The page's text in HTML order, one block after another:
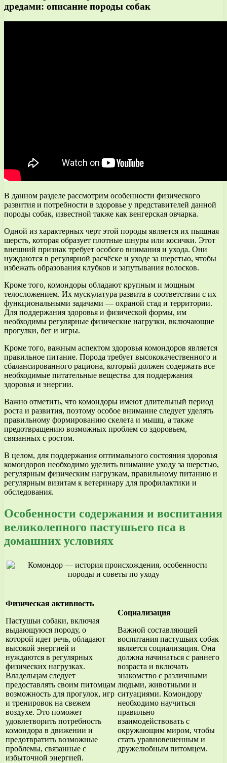
дредами: описание породы собак
В данном разделе рассмотрим особенности физического
развития и потребности в здоровье у представителей данной
породы собак, известной также как венгерская овчарка.
Одной из характерных черт этой породы является их пышная
шерсть, которая образует плотные шнуры или косички. Этот
внешний признак требует особого внимания и ухода. Они
нуждаются в регулярной расчёске и уходе за шерстью, чтобы
избежать образования клубков и запутывания волосков.
Кроме того, комондоры обладают крупным и мощным
телосложением. Их мускулатура развита в соответствии с их
функциональными задачами — охраной стад и территории.
Для поддержания здоровья и физической формы, им
необходимы регулярные физические нагрузки, включающие
прогулки, бег и игры.
Кроме того, важным аспектом здоровья комондоров является
правильное питание. Порода требует высококачественного и
сбалансированного рациона, который должен содержать все
необходимые питательные вещества для поддержания
здоровья и энергии.
Важно отметить, что комондоры имеют длительный период
роста и развития, поэтому особое внимание следует уделять
правильному формированию скелета и мышц, а также
предотвращению возможных проблем со здоровьем,
связанных с ростом.
В целом, для поддержания оптимального состояния здоровья
комондоров необходимо уделить внимание уходу за шерстью,
регулярным физическим нагрузкам, правильному питанию и
регулярным визитам к ветеринару для профилактики и
обследования.
Особенности содержания и воспитания
великолепного пастушьего пса в
домашних условиях
Физическая активность
Пастушьи собаки, включая
выдающуюся породу, о
которой идет речь, обладают
высокой энергией и
нуждаются в регулярных
физических нагрузках.
Владельцам следует
предоставлять своим питомцам
возможность для прогулок, игр
и тренировок на свежем
воздухе. Это поможет
удовлетворить потребность
комондора в движении и
предотвратить возможные
проблемы, связанные с
избыточной энергией.
Социализация
Важной составляющей
воспитания пастушьих собак
является социализация. Она
должна начинаться с раннего
возраста и включать
знакомство с различными
людьми, животными и
ситуациями. Комондору
необходимо научиться
правильно
взаимодействовать с
окружающим миром, чтобы
стать уравновешенным и
дружелюбным питомцем.